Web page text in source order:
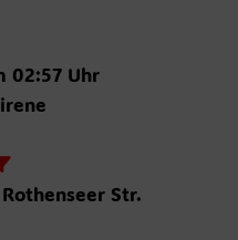
02:57 Uhr
Str.